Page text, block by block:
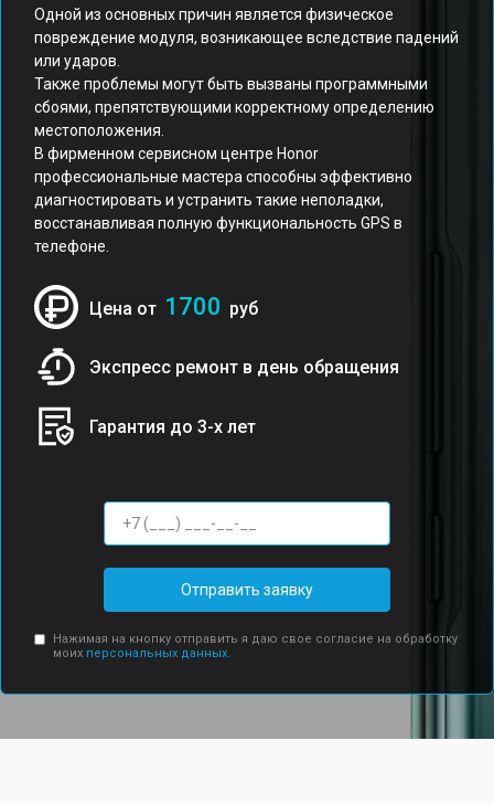
Одной из основных причин является физическое
повреждение модуля, возникающее вследствие падений
или ударов.
Также проблемы могут быть вызваны программными
сбоями, препятствующими корректному определению
местоположения.
В фирменном сервисном центре Honor
профессиональные мастера способны эффективно
диагностировать и устранить такие неполадки,
восстанавливая полную функциональность GPS в
телефоне.
Цена от 1700 руб
Экспресс ремонт в день обращения
Гарантия до 3-х лет
Отправить заявку
Нажимая на кнопку отправить я даю свое согласие на обработку
моих персональных данных.